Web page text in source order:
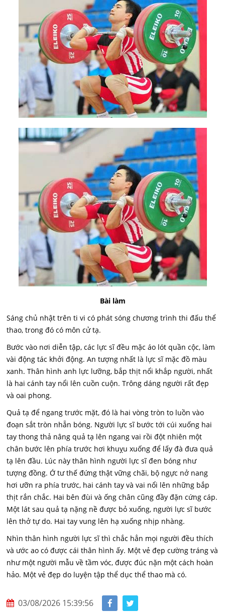
Bài làm
Sáng chủ nhật trên ti vi có phát sóng chương trình thi đấu thể
thao, trong đó có môn cử tạ.
Bước vào nơi diễn tập, các lực sĩ đều mặc áo lót quần cộc, làm
vài động tác khởi động. An tượng nhất là lực sĩ mặc đồ màu
xanh. Thân hình anh lực lưỡng, bắp thịt nổi khắp người, nhất
là hai cánh tay nổi lên cuồn cuộn. Trông dáng người rất đẹp
và oai phong.
Quả tạ để ngang trước mặt, đó là hai vòng tròn to luồn vào
đoạn sắt tròn nhẵn bóng. Người lực sĩ bước tới cúi xuống hai
tay thong thả nâng quả tạ lên ngang vai rồi đột nhiên một
chân bước lên phía trước hơi khuỵu xuống để lấy đà đưa quả
tạ lên đầu. Lúc này thân hình người lực sĩ đen bóng như
tượng đồng. Ớ tư thế đứng thật vững chãi, bộ ngực nở nang
hơi ưỡn ra phía trước, hai cánh tay và vai nổi lên những bắp
thịt rắn chắc. Hai bên đùi và ống chân cũng đầy đặn cứng cáp.
Một lát sau quả tạ nặng nề được bỏ xuống, người lực sĩ bước
lên thở tự do. Hai tay vung lên hạ xuống nhịp nhàng.
Nhìn thân hình người lực sĩ thì chắc hẳn mọi người đều thích
và ước ao có được cái thân hình ấy. Một vẻ đẹp cường tráng và
như một người mẫu về tầm vóc, được đúc nặn một cách hoàn
hảo. Một vẻ đẹp do luyện tập thể dục thể thao mà có.
03/08/2026 15:39:56